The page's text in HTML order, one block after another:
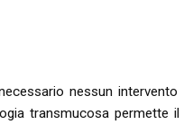
nessun intervento
transmucosa permette il